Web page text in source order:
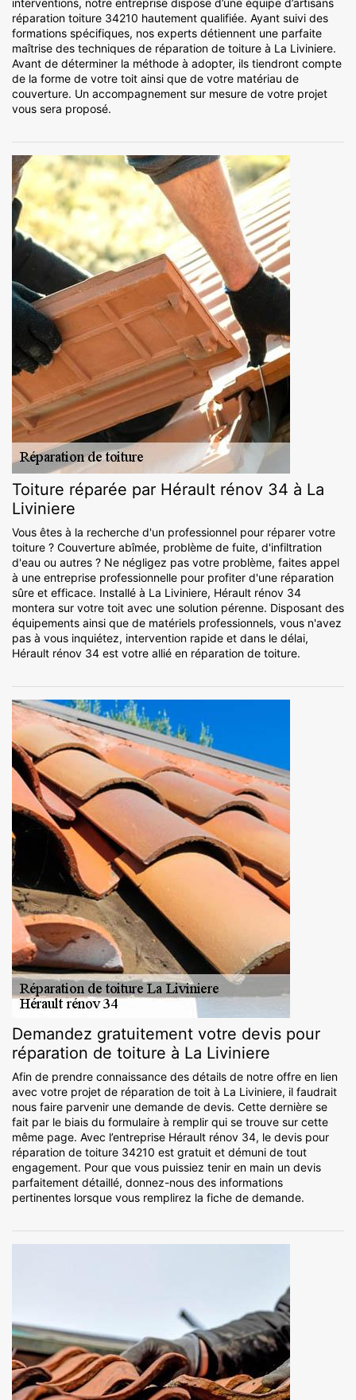
interventions, notre entreprise dispose d’une équipe d’artisans
réparation toiture 34210 hautement qualifiée. Ayant suivi des
formations spécifiques, nos experts détiennent une parfaite
maîtrise des techniques de réparation de toiture à La Liviniere.
Avant de déterminer la méthode à adopter, ils tiendront compte
de la forme de votre toit ainsi que de votre matériau de
couverture. Un accompagnement sur mesure de votre projet
vous sera proposé.
Toiture réparée par Hérault rénov 34 à La
Liviniere
Vous êtes à la recherche d'un professionnel pour réparer votre
toiture ? Couverture abîmée, problème de fuite, d'infiltration
d'eau ou autres ? Ne négligez pas votre problème, faites appel
à une entreprise professionnelle pour profiter d'une réparation
sûre et efficace. Installé à La Liviniere, Hérault rénov 34
montera sur votre toit avec une solution pérenne. Disposant des
équipements ainsi que de matériels professionnels, vous n'avez
pas à vous inquiétez, intervention rapide et dans le délai,
Hérault rénov 34 est votre allié en réparation de toiture.
Demandez gratuitement votre devis pour
réparation de toiture à La Liviniere
Afin de prendre connaissance des détails de notre offre en lien
avec votre projet de réparation de toit à La Liviniere, il faudrait
nous faire parvenir une demande de devis. Cette dernière se
fait par le biais du formulaire à remplir qui se trouve sur cette
même page. Avec l’entreprise Hérault rénov 34, le devis pour
réparation de toiture 34210 est gratuit et démuni de tout
engagement. Pour que vous puissiez tenir en main un devis
parfaitement détaillé, donnez-nous des informations
pertinentes lorsque vous remplirez la fiche de demande.